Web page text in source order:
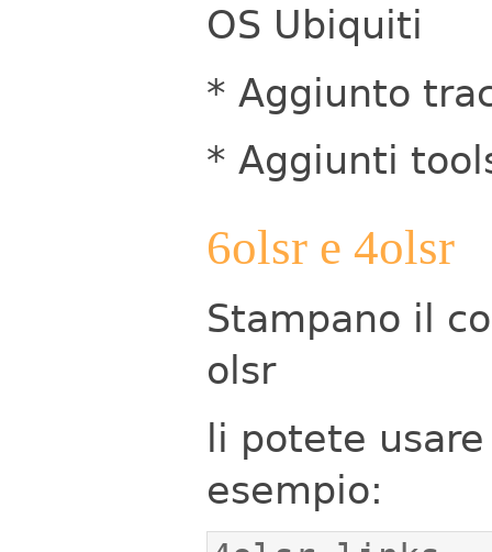
OS Ubiquiti
* Aggiunto
* Aggiunti
6olsr e 4olsr
Stampano il
olsr
li potete
esempio: